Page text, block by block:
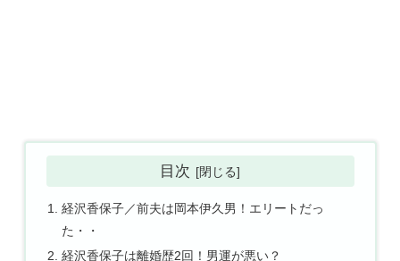
目次
経沢香保子／前夫は岡本伊久男！エリートだっ
た・・
経沢香保子は離婚歴2回！男運が悪い？